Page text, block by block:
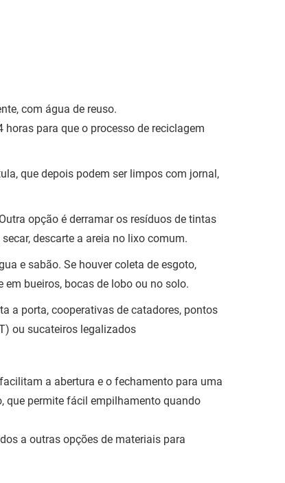
com água de reuso.
para que o processo de reciclagem
que depois podem ser limpos com jornal,
opção é derramar os resíduos de tintas
descarte a areia no lixo comum.
e sabão. Se houver coleta de esgoto,
bueiros, bocas de lobo ou no solo.
a porta, cooperativas de catadores, pontos
ou sucateiros legalizados
a abertura e o fechamento para uma
que permite fácil empilhamento quando
a outras opções de materiais para